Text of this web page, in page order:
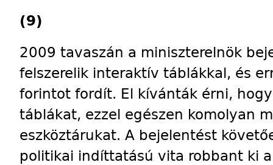
(9)
2009 tavaszán a miniszterelnök
felszerelik interaktív táblákkal, és
forintot fordít. El kívánták érni,
táblákat, ezzel egészen komolyan
eszköztárukat. A bejelentést
politikai indíttatású vita robbant ki